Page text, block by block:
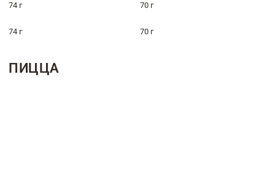
74 г 70 г
74 г 70 г
ПИЦЦА